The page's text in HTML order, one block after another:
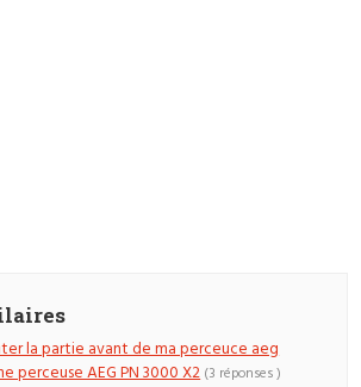
la partie avant de ma perceuce aeg
perceuse AEG PN 3000 X2 (3 réponses )